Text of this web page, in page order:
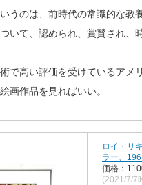
うのは、前時代の常識的な教
いて、認められ、賞賛され、
で高い評価を受けているアメ
画作品を見ればいい。
ロイ・リ
ラー、
価格：
(2021/7/7